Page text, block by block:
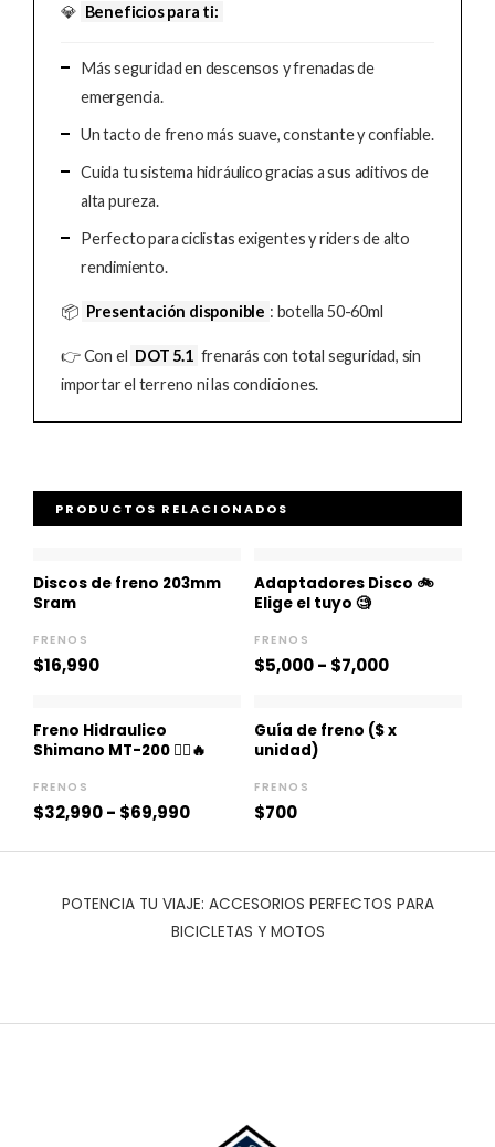
💎 Beneficios para ti:
Más seguridad en descensos y frenadas de
emergencia.
Un tacto de freno más suave, constante y confiable.
Cuida tu sistema hidráulico gracias a sus aditivos de
alta pureza.
Perfecto para ciclistas exigentes y riders de alto
rendimiento.
📦 Presentación disponible : botella 50-60ml
👉 Con el DOT 5.1 frenarás con total seguridad, sin
importar el terreno ni las condiciones.
PRODUCTOS RELACIONADOS
Discos de freno 203mm
Sram
FRENOS
$16,990
Adaptadores Disco 🚲
Elige el tuyo 🧐
FRENOS
$5,000- $7,000
de
hasta
Freno Hidraulico
Shimano MT-200 🚵‍♀️🔥
FRENOS
$32,990- $69,990
precios:
$32,990
hasta
Guía de freno ($ x
unidad)
FRENOS
$700
POTENCIA TU VIAJE: ACCESORIOS PERFECTOS PARA
BICICLETAS Y MOTOS